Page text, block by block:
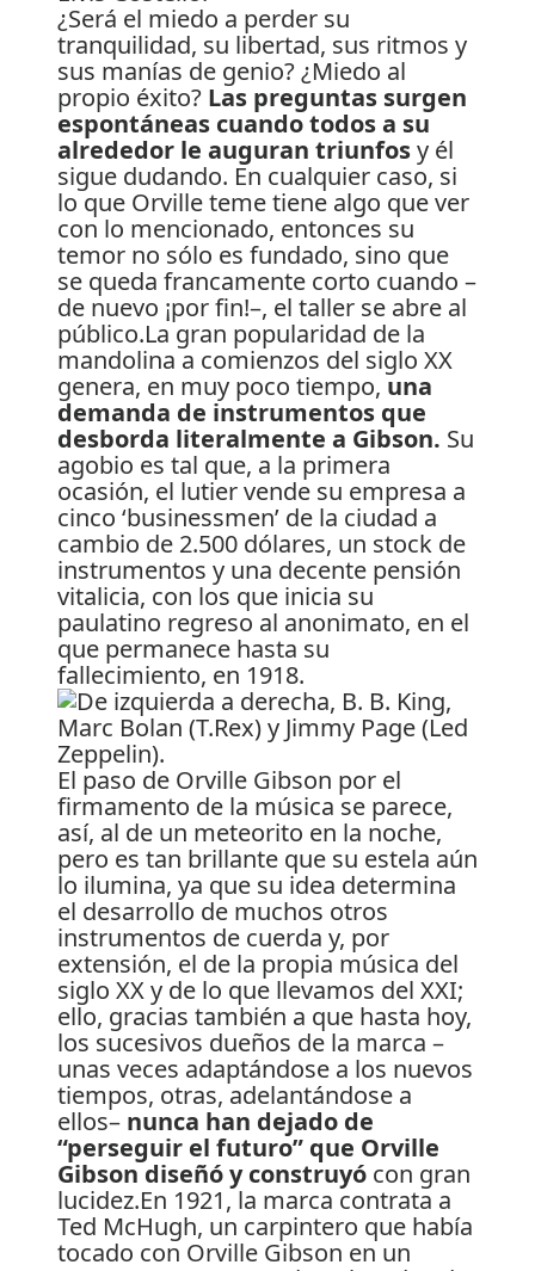
¿Será el miedo a perder su
tranquilidad, su libertad, sus ritmos y
sus manías de genio? ¿Miedo al
propio éxito? Las preguntas surgen
espontáneas cuando todos a su
alrededor le auguran triunfosy él
sigue dudando. En cualquier caso, si
lo que Orville teme tiene algo que ver
con lo mencionado, entonces su
temor no sólo es fundado, sino que
se queda francamente corto cuando –
de nuevo ¡por fin!–, el taller se abre al
público.La gran popularidad de la
mandolina a comienzos del siglo XX
genera, en muy poco tiempo,una
demanda de instrumentos que
desborda literalmente a Gibson. Su
agobio es tal que, a la primera
ocasión, el lutier vende su empresa a
cinco ‘businessmen’ de la ciudad a
cambio de 2.500 dólares, un stock de
instrumentos y una decente pensión
vitalicia, con los que inicia su
paulatino regreso al anonimato, en el
que permanece hasta su
fallecimiento, en 1918.
El paso de Orville Gibson por el
firmamento de la música se parece,
así, al de un meteorito en la noche,
pero es tan brillante que su estela aún
lo ilumina, ya que su idea determina
el desarrollo de muchos otros
instrumentos de cuerda y, por
extensión, el de la propia música del
siglo XX y de lo que llevamos del XXI;
ello, gracias también a que hasta hoy,
los sucesivos dueños de la marca –
unas veces adaptándose a los nuevos
tiempos, otras, adelantándose a
ellos– nunca han dejado de
“perseguir el futuro” que Orville
Gibson diseñó y construyó con gran
lucidez.En 1921, la marca contrata a
Ted McHugh, un carpintero que había
tocado con Orville Gibson en un